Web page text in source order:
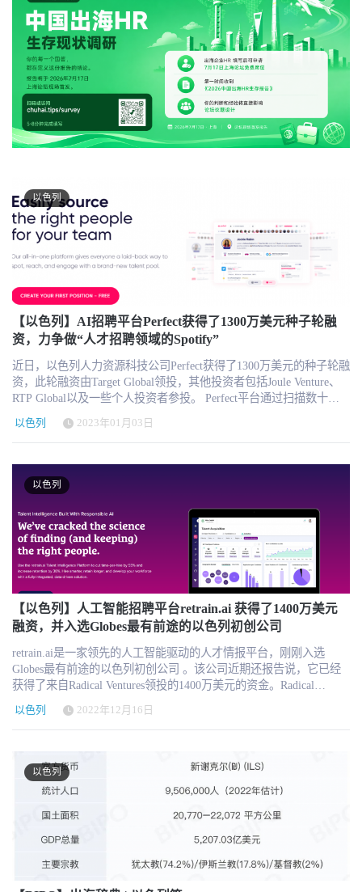
身份平台。该平台经过彻底重构，在单一且可扩展的架构下，为每
一个人类和智能体身份提供安全保障、赋能并实施治理。由网络安
全资深专家和以色列第 8200 部队成员共同创立，并获得
Cyberstarts、Index Ventures 以及 Evolution Equity Partners 的投资支
持。NewCore. Identity Secured.™
Goodwill和Six Flags，该解决方案已经在其平台上促成了超过700万
次候选人面试。 雇主可以利用自动化和人工智能增强的框架，不断
识别和吸引合格的员工，并将招聘周期缩短至70%。该解决方案还包
括团队协作、工作流程管理和报告功能、企业级安全以及与传统申
请跟踪系统（ATS）和其他现有人力资源应用程序的无缝集成。
myInterview将把未来产品开发的重点放在将其独特的人性化方法扩
展到大批量招聘的候选人吸引和参与上。为了吸引新一代的候选
人，该技术将促进候选人和招聘人员之间更真实的对话，使整个过
程更有吸引力、个性化、品牌沉浸感和移动优先。 作为本轮投资的
随着Z世代员工的空前减员，myInterview目前在使用其平台招聘一线
和面向客户的员工的组织中正经历着强大的吸引力，特别是在零售
和酒店业垂直领域。 根据万宝盛华集团最近的一份报告，到2025
年，Z世代将占劳动力的27%。该报告发现，88%的Z世代工人表
示，这种流行病影响了他们对工作的要求。随着工作场所文化和意
义在Z世代候选人选择为一个组织工作的首要原因中排名靠前，公司
正被迫寻找新的方法来吸引和吸引Z世代候选人。 "当涉及到新一代
员工和他们与工作的关系时，我们看到市场正在发生彻底的变化。
在前所未有的减员率下，现在企业比以往任何时候都需要在候选人
参与度方面提高标准，"myInterview的联合创始人Benjamin Gillman
解释说。"在过去两年中，我们经历了巨大的发展势头，这笔新的资
金将进一步帮助我们解决我们看到的前所未有的劳动力短缺问题，
通过更加个性化的方法更好地寻找和吸引候选人。" "Aleph的合伙人
Michael Eisenberg说："myInterview处于有利地位，通过加倍重视以
Capital的管理合伙人Avi Eyal说："在人才招聘方面，我们看到市场正
在发生巨大的变化，尤其是一线员工，我们相信myInterview在解决
和颠覆这一市场方面具有独特的优势。 关于myInterview myInterview
对招聘过程进行了重新思考，使其更加真实和高效，将招聘时间缩
短了70%，并帮助企业选择最佳候选人。myInterview使用异步视频
和人工智能，鼓励候选人表达真实的自我，并让招聘经理以用户体
验为中心确定最佳人选。该平台实现了团队协作、工作流程管理和
与主要人力资源技术栈（ATS）的无缝集成，使myInterview成为
10,000多家公司的 "无脑 "解决方案。已经有超过7,000,000名候选人
用myInterview为Ocado、Facebook、Six Flags和Chick-fil-A等客户制
作了视频。
以色列
【以色列】AI招聘平台Perfect获得了1300万美元种子轮融
资，力争做“人才招聘领域的Spotify”
近日，以色列人力资源科技公司Perfect获得了1300万美元的种子轮融
资，此轮融资由Target Global领投，其他投资者包括Joule Venture、
RTP Global以及一些个人投资者参投。 Perfect平台通过扫描数十个
备相应技能的理想候选人。虽然Perfect挖掘的所有可用人才数据都发
布在互联网上，但它的优势在于，它的人工智能搜索功能将这些信
息汇总成特定职位的潜在候选人列表，然后以一种易于理解的方式
呈现出来。它的人工智能算法能够分析每个候选人的信息，为每个
职位提取最佳的匹配。此外，Perfect还评估了每个候选人接受新工作
机会的可能性。 Perfect公司表示，其人才搜索工具是免费使用的，
不过订阅者可以使用额外的工具来优化他们的搜索选项。根据该公
司估计，迄今为止，它已经绘制了数百万科技专业人士的个人资料
和职业图谱。Perfect平台一直在从公共资源中寻找有关公司的实时信
号，包括裁员通知、高管职位变动和其他新闻等。 Perfect公司首席
执行官Eylon Etshtein表示，该公司将自己视为“人才招聘领域的
“Spotify”，并通过了解每家公司的招聘偏好来进行工作，从而提供量
身定制的推荐。他补充道，我们给过去依赖于LinkedIn等搜索工具的
众多变化要求公司准确而迅速地利用出现的机会，雇佣最合格的员
工。 关于Perfect Perfect总部位于以色列，其创建了一个高效的人工
智能平台，通过绘制数百万以技术为重点的专业职场人士的职业图
谱，帮助各类组织填补技术人员的空缺。该公司表示，其希望打破
以色列 2023年01月03日
以色列
【以色列】人工智能招聘平台retrain.ai 获得了1400万美元
融资，并入选Globes最有前途的以色列初创公司
retrain.ai是一家领先的人工智能驱动的人才情报平台，刚刚入选
Globes最有前途的以色列初创公司 。该公司近期还报告说，它已经
获得了来自Radical Ventures领投的1400万美元的资金。Radical
型行业的企业。在Globes分析的4000家科技公司中，retrain.ai 因其尖
端的人工智能及其在帮助数百万人获得需求旺盛的新兴技能以实现
更高效，充实和持久的职业生涯方面而获得认可。 以色列排名第一
的经济报纸《Globes》每年都会根据以色列高科技市场领先的全球投
资基金的选择，发布十大最有前途的初创企业名单。风险投资参与
者被要求说出已经证明具有影响力的初创公司，以及谁可能是下一
个独角兽。过去的获奖者包括 Monday.com 和Fivver等公司，他们继
业塑造者平台，允许潜在候选人回答有关自己的问题，链接过去的
工作经验和认证，以智能地将他们与最适合其技能的空缺职位相匹
配。 retrain.ai 联合创始人兼首席执行官Shay David说：“我们非常荣
以色列 2022年12月16日
以色列